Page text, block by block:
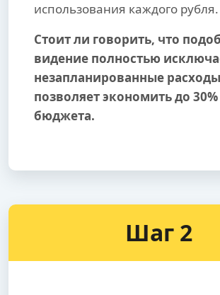
использования каждого рубля.
Стоит ли говорить, что
видение полностью
незапланированные
позволяет экономить до
бюджета.
Шаг 2